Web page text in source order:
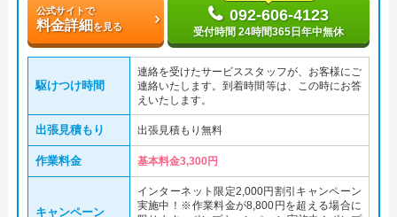
公式サイトで
料金詳細を見る
092-606-4123
受付時間 24時間365日年中無休
駆けつけ時間
連絡を受けたサービススタッフが、お客様にご
連絡いたします。到着時間等は、この時にお答
えいたします。
出張見積もり 出張見積もり無料
作業料金 基本料金3,300円
キャンペーン
インターネット限定2,000円割引キャンペーン
実施中！※作業料金が8,800円を超える場合に